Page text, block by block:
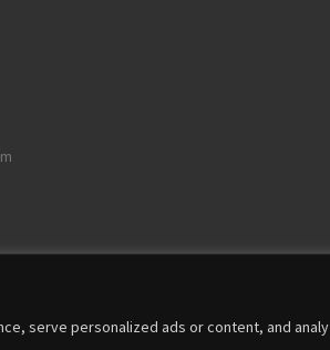
serve personalized ads or content, and
i diritti riservati